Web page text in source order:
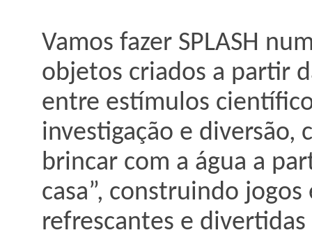
Vamos fazer SPLASH
objetos criados a partir
entre estímulos
investigação e diversão,
brincar com a água a
casa”, construindo
refrescantes e